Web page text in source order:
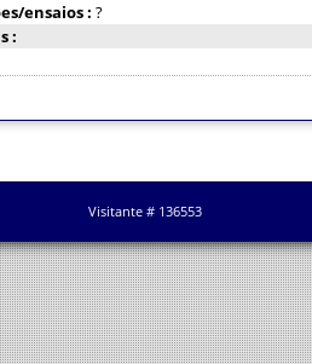
ensaios : ?
:
Visitante # 136553